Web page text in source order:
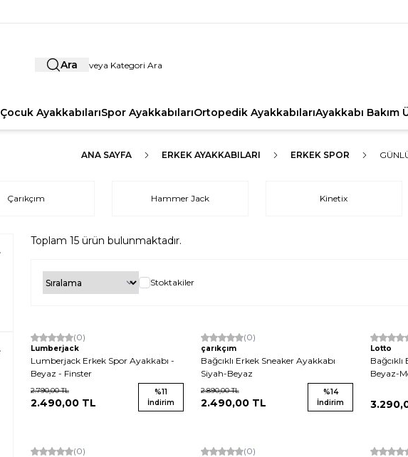
Ara
Çocuk AyakkabılarıSpor AyakkabılarıOrtopedik AyakkabılarıAyakkabı Bakım
ANA SAYFA ERKEK AYAKKABILARI ERKEK SPOR
Çarıkçım Hammer Jack Kinetix
Toplam 15 ürün bulunmaktadır.
Stoktakiler
Yeni (0)
Lumberjack
Lumberjack Erkek Spor Ayakkabı -
Beyaz - Finster
2.790,00TL
2.490,00 TL
%11
İndirim
(0)
çarıkçım
Bağcıklı Erkek Sneaker Ayakkabı
Siyah-Beyaz
2.890,00TL
2.490,00TL
%14
İndirim
Lotto
Beyaz-
(0) (0)